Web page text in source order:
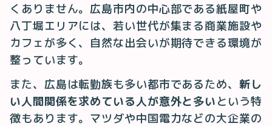
くありません。広島市内の中心部である紙屋町や
八丁堀エリアには、若い世代が集まる商業施設や
カフェが多く、自然な出会いが期待できる環境が
整っています。
また、広島は転勤族も多い都市であるため、 新し
い人間関係を求めている人が意外と多い という特
徴もあります。マツダや中国電力などの大企業の